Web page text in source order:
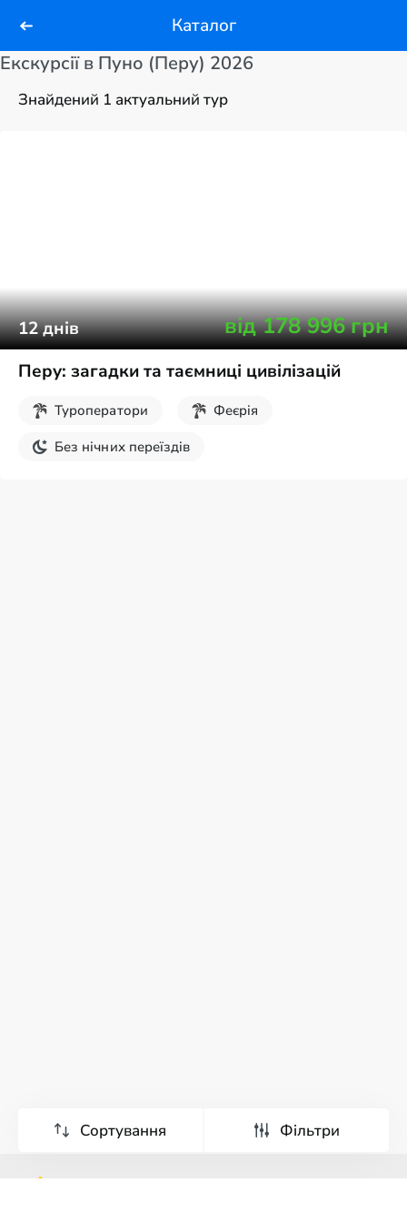
Каталог
Екскурсії в Пуно (Перу) 2026
Знайдений 1 актуальний тур
Сортування
12днів від178 996грн
Перу: загадки та таємниці цивілізацій
Туроператори
Феєрія
Без нічних переїздів
Фільтри